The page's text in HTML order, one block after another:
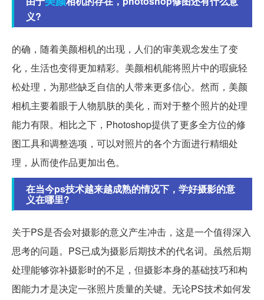
义?
的确，随着美颜相机的出现，人们的审美观念发生了变
化，生活也变得更加精彩。美颜相机能将照片中的瑕疵轻
松处理，为那些缺乏自信的人带来更多信心。然而，美颜
相机主要着眼于人物肌肤的美化，而对于整个照片的处理
能力有限。相比之下，Photoshop提供了更多全方位的修
图工具和调整选项，可以对照片的各个方面进行精细处
理，从而使作品更加出色。
在当今ps技术越来越成熟的情况下，学好摄影的意
义在哪里?
关于PS是否会对摄影的意义产生冲击，这是一个值得深入
思考的问题。PS已成为摄影后期技术的代名词。虽然后期
处理能够弥补摄影时的不足，但摄影本身的基础技巧和构
图能力才是决定一张照片质量的关键。无论PS技术如何发